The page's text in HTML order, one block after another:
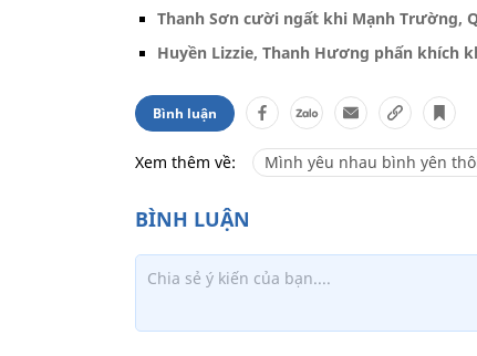
Thanh Sơn cười ngất khi Mạnh Trường,
Huyền Lizzie, Thanh Hương phấn khích
Bình luận
Xem thêm về: Mình yêu nhau bình yên